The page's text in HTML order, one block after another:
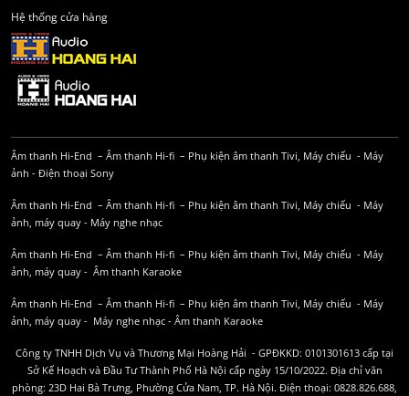
Hệ thống cửa hàng
Âm thanh Hi-End – Âm thanh Hi-fi – Phụ kiện âm thanh Tivi, Máy chiếu - Máy
ảnh - Điện thoại Sony
Âm thanh Hi-End – Âm thanh Hi-fi – Phụ kiện âm thanh Tivi, Máy chiếu - Máy
ảnh, máy quay - Máy nghe nhạc
Âm thanh Hi-End – Âm thanh Hi-fi – Phụ kiện âm thanh Tivi, Máy chiếu - Máy
ảnh, máy quay - Âm thanh Karaoke
Âm thanh Hi-End – Âm thanh Hi-fi – Phụ kiện âm thanh Tivi, Máy chiếu - Máy
ảnh, máy quay - Máy nghe nhạc - Âm thanh Karaoke
Công ty TNHH Dịch Vụ và Thương Mại Hoàng Hải - GPĐKKD: 0101301613 cấp tại
Sở Kế Hoạch và Đầu Tư Thành Phố Hà Nội cấp ngày 15/10/2022. Địa chỉ văn
phòng: 23D Hai Bà Trưng, Phường Cửa Nam, TP. Hà Nội. Điện thoại: 0828.826.688,